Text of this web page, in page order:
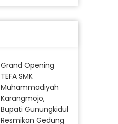
Grand Opening
TEFA SMK
Muhammadiyah
Karangmojo,
Bupati Gunungkidul
Resmikan Gedung